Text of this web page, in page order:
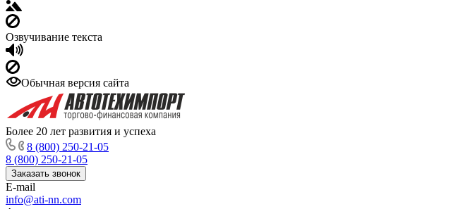
Озвучивание текста
Обычная версия сайта
Более 20 лет развития и успеха
8 (800) 250-21-05
8 (800) 250-21-05
Заказать звонок
E-mail
info@ati-nn.com